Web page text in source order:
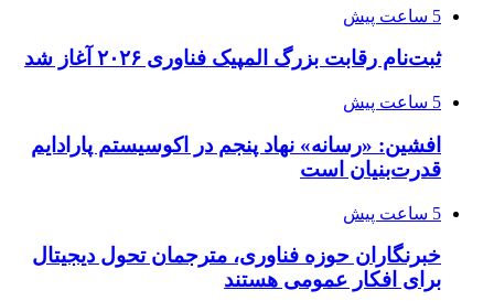
5 ساعت پیش
ثبت‌نام رقابت بزرگ المپیک فناوری ۲۰۲۶ آغاز شد
5 ساعت پیش
افشین: «رسانه» نهاد پنجم در اکوسیستم پارادایم
قدرت‌بنیان است
5 ساعت پیش
خبرنگاران حوزه فناوری، مترجمان تحول دیجیتال
برای افکار عمومی هستند